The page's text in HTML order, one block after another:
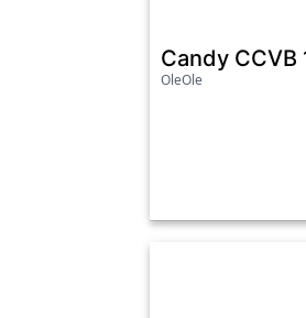
Candy CCVB
OleOle